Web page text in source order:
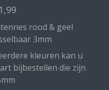
rood & geel
3mm
kleuren kan u
bijbestellen die zijn